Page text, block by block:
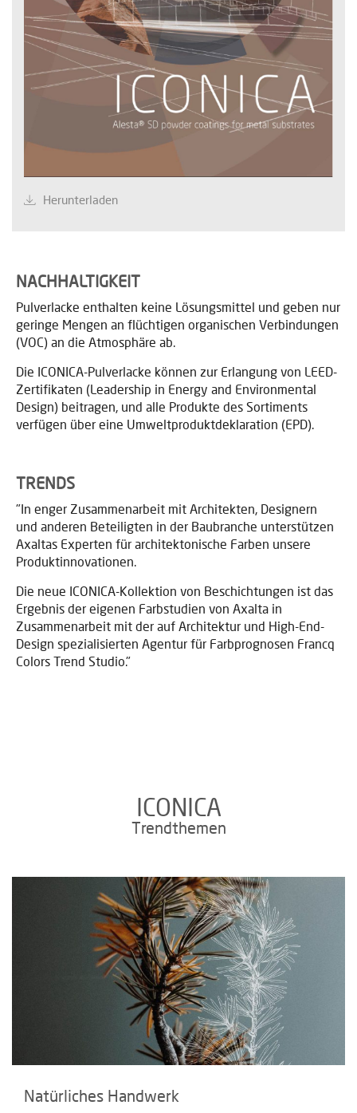
Herunterladen
NACHHALTIGKEIT
Pulverlacke enthalten keine Lösungsmittel und geben nur
geringe Mengen an flüchtigen organischen Verbindungen
(VOC) an die Atmosphäre ab.
Die ICONICA-Pulverlacke können zur Erlangung von LEED-
Zertifikaten (Leadership in Energy and Environmental
Design) beitragen, und alle Produkte des Sortiments
verfügen über eine Umweltproduktdeklaration (EPD).
TRENDS
"In enger Zusammenarbeit mit Architekten, Designern
und anderen Beteiligten in der Baubranche unterstützen
Axaltas Experten für architektonische Farben unsere
Produktinnovationen.
Die neue ICONICA-Kollektion von Beschichtungen ist das
Ergebnis der eigenen Farbstudien von Axalta in
Zusammenarbeit mit der auf Architektur und High-End-
Design spezialisierten Agentur für Farbprognosen Francq
Colors Trend Studio."
ICONICA
Trendthemen
Natürliches Handwerk